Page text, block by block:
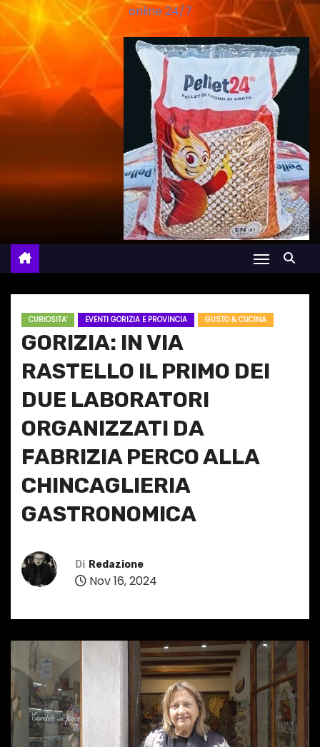
online 24/7
CURIOSITA' EVENTI GORIZIA E PROVINCIA GUSTO & CUCINA
GORIZIA: IN VIA
RASTELLO IL PRIMO DEI
DUE LABORATORI
ORGANIZZATI DA
FABRIZIA PERCO ALLA
CHINCAGLIERIA
GASTRONOMICA
Di Redazione
Nov 16, 2024